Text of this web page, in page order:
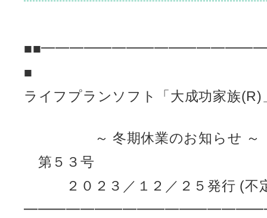
■
ライフプランソフト「大成功家族
～ 冬期休業のお知ら
第５３号
２０２３／１２／２５発行 (不